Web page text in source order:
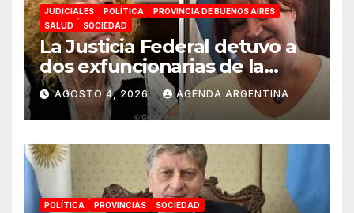
JUDICIALES POLÍTICA
PROVINCIA DE BUENOS AIRES
SALUD
SOCIEDAD
La Justicia Federal detuvo a
dos exfuncionarias de la
ANMAT y el INAME por la
causa del fentanilo
contaminado
AGOSTO 4, 2026 AGENDA ARGENTINA
POLÍTICA PROVINCIAS SOCIEDAD